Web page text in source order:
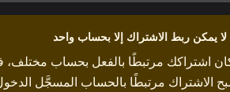
لا يمكن ربط الاشتراك إلا بحساب واحد
كان اشتراكك مرتبطًا بالفعل بحساب
الاشتراك مرتبطًا بالحساب المسجَّل